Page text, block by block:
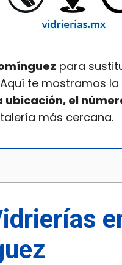
para
te mostramos
ubicación, el
más cercana.